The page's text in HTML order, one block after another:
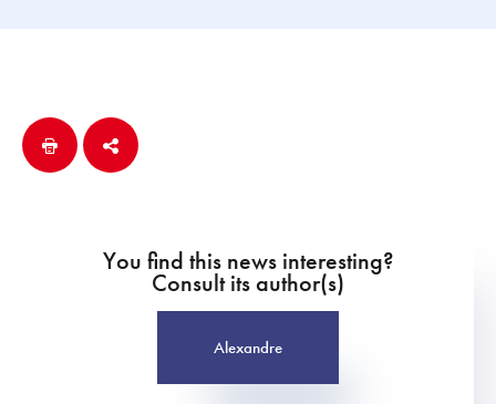
You find this news interesting?
Consult its author(s)
Alexandre